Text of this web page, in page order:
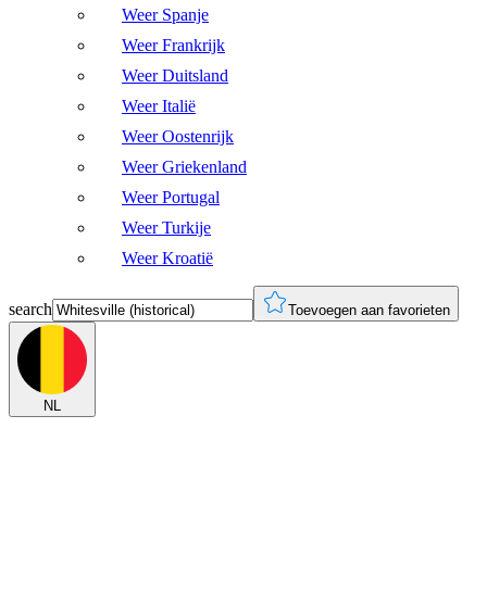
Weer Spanje
Weer Frankrijk
Weer Duitsland
Weer Italië
Weer Oostenrijk
Weer Griekenland
Weer Portugal
Weer Turkije
Weer Kroatië
search Toevoegen aan favorieten
NL